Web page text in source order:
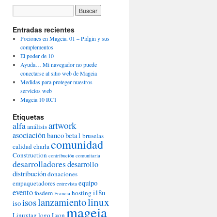
Entradas recientes
Pociones en Mageia. 01 – Pidgin y sus
complementos
El poder de 10
Ayuda… Mi navegador no puede
conectarse al sitio web de Mageia
Medidas para proteger nuestros
servicios web
Mageia 10 RC1
Etiquetas
alfaanálisisartwork
asociaciónbancobeta1 bruselas
calidadcharlacomunidad
Construction contribución comunitaria
desarrolladoresdesarrollo
distribucióndonaciones
empaquetadores entrevista equipo
eventofosdem Francia hosting i18n
isoisoslanzamientolinux
Linuxtag logoLyonmageia